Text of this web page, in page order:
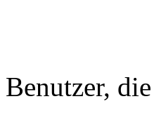
Benutzer,